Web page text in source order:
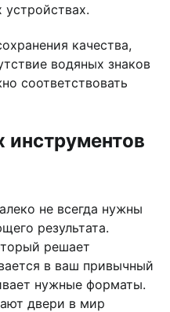
качества,
водяных знаков
соответствовать
инструментов
не всегда нужны
результата.
решает
в ваш привычный
нужные форматы.
двери в мир